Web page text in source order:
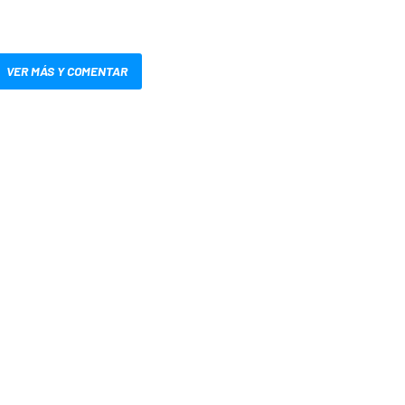
VER MÁS Y COMENTAR